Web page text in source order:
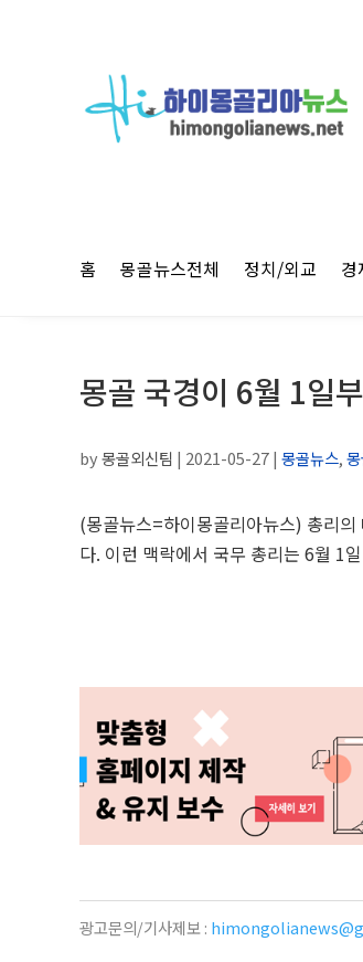
홈 몽골뉴스전체 정치/외교 경
몽골 국경이 6월 1일
by몽골외신팀 | 2021-05-27| 몽골뉴스,
(몽골뉴스=하이몽골리아뉴스) 총리
다. 이런 맥락에서 국무 총리는 6월 1
광고문의/기사제보 :